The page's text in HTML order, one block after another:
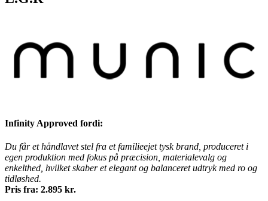
Infinity Approved fordi:
Du får et håndlavet stel fra et familieejet tysk brand, produceret i
egen produktion med fokus på præcision, materialevalg og
enkelthed, hvilket skaber et elegant og balanceret udtryk med ro og
tidløshed.
Pris fra: 2.895 kr.